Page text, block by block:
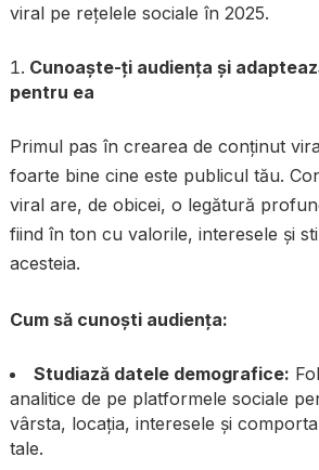
viral pe rețelele sociale în 2025.
Cunoaște-ți audiența și
pentru ea
Primul pas în crearea de conținut
foarte bine cine este publicul tău.
viral are, de obicei, o legătură
fiind în ton cu valorile, interesele și
acesteia.
Cum să cunoști audiența:
Studiază datele demografice:
analitice de pe platformele sociale
vârsta, locația, interesele și
tale.